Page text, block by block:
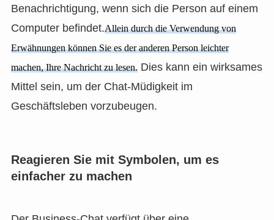
Benachrichtigung, wenn sich die Person auf einem
Computer befindet.Allein durch die Verwendung von
Erwähnungen können Sie es der anderen Person leichter
machen, Ihre Nachricht zu lesen.Dies kann ein wirksames
Mittel sein, um der Chat-Müdigkeit im
Geschäftsleben vorzubeugen.
Reagieren Sie mit Symbolen, um es
einfacher zu machen